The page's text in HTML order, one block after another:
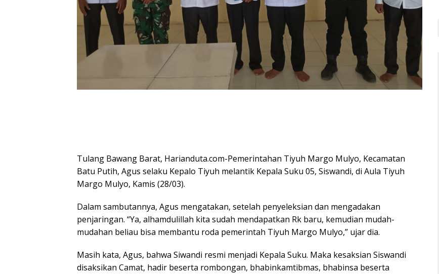
Tulang Bawang Barat, Harianduta.com-Pemerintahan Tiyuh Margo Mulyo, Kecamatan
Batu Putih, Agus selaku Kepalo Tiyuh melantik Kepala Suku 05, Siswandi, di Aula Tiyuh
Margo Mulyo, Kamis (28/03).
Dalam sambutannya, Agus mengatakan, setelah penyeleksian dan mengadakan
penjaringan. “Ya, alhamdulillah kita sudah mendapatkan Rk baru, kemudian mudah-
mudahan beliau bisa membantu roda pemerintah Tiyuh Margo Mulyo,” ujar dia.
Masih kata, Agus, bahwa Siwandi resmi menjadi Kepala Suku. Maka kesaksian Siswandi
disaksikan Camat, hadir beserta rombongan, bhabinkamtibmas, bhabinsa beserta